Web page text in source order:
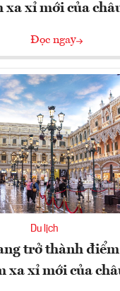
xa xỉ mới của
Đọc ngay
Du lịch
trở thành
xa xỉ mới của